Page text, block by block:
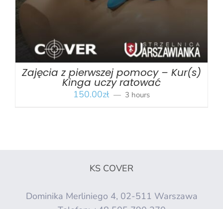
Zajęcia z pierwszej pomocy – Kur(s)
Kinga uczy ratować
150.00zł 3 hours
KS COVER
Dominika Merliniego 4, 02-511 Warszawa